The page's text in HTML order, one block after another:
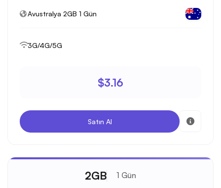
Avustralya 2GB 1 Gün
3G/4G/5G
$3.16
Satın Al
2GB 1 Gün